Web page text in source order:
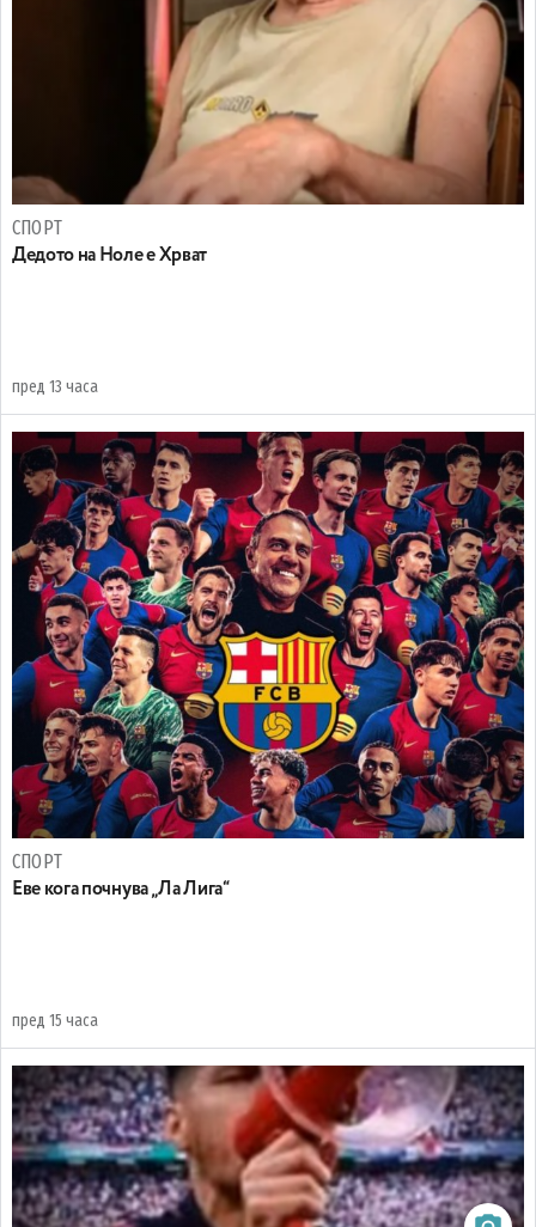
СПОРТ
Дедото на Ноле е Хрват
пред 13 часа
СПОРТ
Еве кога почнува „Ла Лига“
пред 15 часа